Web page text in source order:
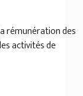
rémunération des
activités de